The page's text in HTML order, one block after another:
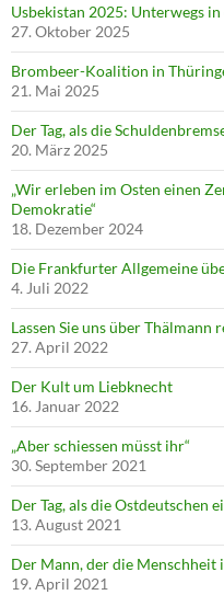
Usbekistan 2025: Unterwegs
27. Oktober 2025
Brombeer-Koalition in
21. Mai 2025
Der Tag, als die
20. März 2025
„Wir erleben im Osten einen
Demokratie“
18. Dezember 2024
Die Frankfurter Allgemeine
4. Juli 2022
Lassen Sie uns über Thälmann
27. April 2022
Der Kult um Liebknecht
16. Januar 2022
„Aber schiessen müsst ihr“
30. September 2021
Der Tag, als die Ostdeutschen
13. August 2021
Der Mann, der die Menschheit
19. April 2021